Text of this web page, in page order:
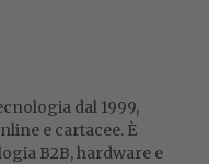
dal 1999,
e cartacee. È
B2B, hardware e